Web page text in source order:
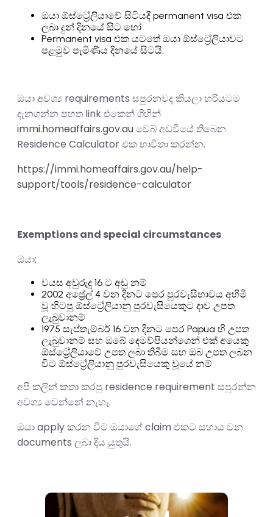
ඔයා ඕස්ට්‍රේලියාවේ සිටියදී permanent visa එක
ලබා දුන් දිනයේ සිට හෝ
Permanent visa එක යටතේ ඔයා ඕස්ට්‍රේලියාවට
පළමුව පැමිණිය දිනයේ සිටයි.
ඔයා අවශ්‍ය requirements සපුරනවද කියලා හරියටම
දැනගන්න පහත link එකෙන් ගිහින්
immi.homeaffairs.gov.auවෙබ් අඩවියේ තිබෙන
Residence Calculator එක භාවිතා කරන්න.
https://immi.homeaffairs.gov.au/help-
support/tools/residence-calculator
Exemptions and special circumstances
ඔයා;
වයස අවුරුදු 16 ට අඩු නම්
2002 අප්‍රේල් 4 වන දිනට පෙර පුරවැසිභාවය අහිමි
වූ හිටපු ඕස්ට්‍රේලියානු පුරවැසියෙකුට දාව උපත
ලැබුවානම්
1975 සැප්තැම්බර් 16 වන දිනට පෙර Papua හි උපත
ලැබුවානම් සහ ඔබේ දෙමව්පියන්ගෙන් එක් අයෙකු
ඕස්ට්‍රේලියාවේ උපත ලබා තිබීම සහ ඔබ උපත ලබන
විට ඕස්ට්‍රේලියානු පුරවැසියෙකු වූයේ නම්
අපි කලින් කතා කරපු residence requirement සපුරන්න
අවශ්‍ය වෙන්නේ නැහැ.
ඔයා apply කරන විට ඔයාගේ claim එකට සහාය වන
documents ලබා දිය යුතුයි.